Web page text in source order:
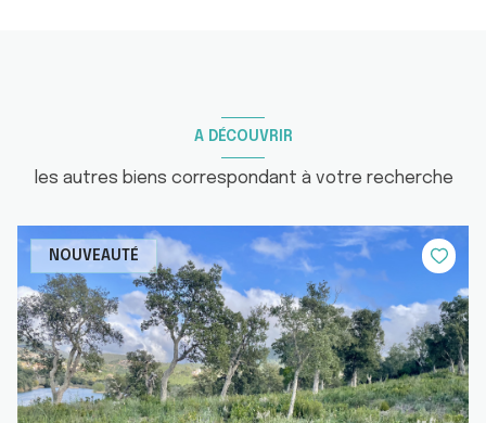
A DÉCOUVRIR
les autres biens correspondant à votre recherche
NOUVEAUTÉ